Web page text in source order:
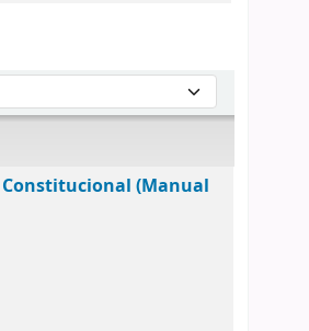
Constitucional (Manual